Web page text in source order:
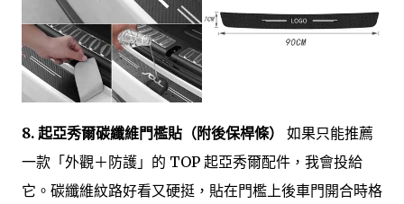
8. 起亞秀爾碳纖維門檻貼（附後保桿條）
如果只能推薦
一款「外觀＋防護」的 TOP 起亞秀爾配件，我會投給
它。碳纖維紋路好看又硬挺，貼在門檻上後車門開合時格